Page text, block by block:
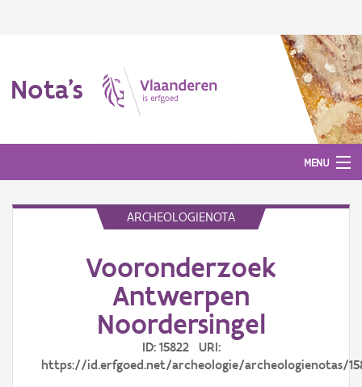
Nota's
MENU
ARCHEOLOGIENOTA
Vooronderzoek
Antwerpen
Noordersingel
ID: 15822 URI:
https://id.erfgoed.net/archeologie/archeologienotas/